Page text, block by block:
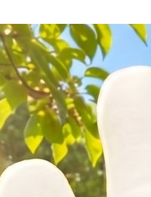
인은 멕시코산 할라피뇨"-- CDC
사업장 끼임 사망 관련 압수수색
' 중앙·서울·경기도 선관위 등 9곳
54조 투자…"AI 메모리 수요 선제 대
, 아제르바이잔 투란VC 입단
여다보니…한국 축구 '5승 2무'
내린 798.81마감
…0.60% 내린 6258.77에 마쳐
린 1416.1원 마감